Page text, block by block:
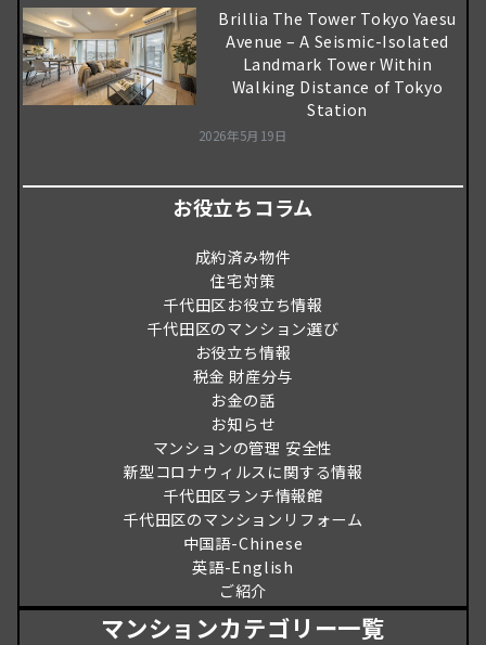
Brillia The Tower Tokyo Yaesu
Avenue – A Seismic-Isolated
Landmark Tower Within
Walking Distance of Tokyo
Station
2026年5月19日
お役立ちコラム
成約済み物件
住宅対策
千代田区お役立ち情報
千代田区のマンション選び
お役立ち情報
税金 財産分与
お金の話
お知らせ
マンションの管理 安全性
新型コロナウィルスに関する情報
千代田区ランチ情報館
千代田区のマンションリフォーム
中国語-Chinese
英語-English
ご紹介
マンションカテゴリー一覧